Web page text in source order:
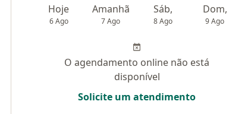
Hoje
6 Ago
Amanhã
7 Ago
Sáb,
8 Ago
Dom,
9 Ago
O agendamento online não está
disponível
Solicite um atendimento